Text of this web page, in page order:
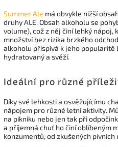
Summer Ale má obvykle nižší
druhy ALE. Obsah alkoholu se
volume), což z něj činí lehký nápoj,
množství bez rizika brzkého
alkoholu přispívá k jeho
hydratovaný a svěží.
Ideální pro různé
Díky své lehkosti a osvěžujícímu
nápojem pro různé letní aktivity.
na pikniku nebo jen tak při
a příjemná chuť ho činí oblíbeným
konzumentů, od zkušených